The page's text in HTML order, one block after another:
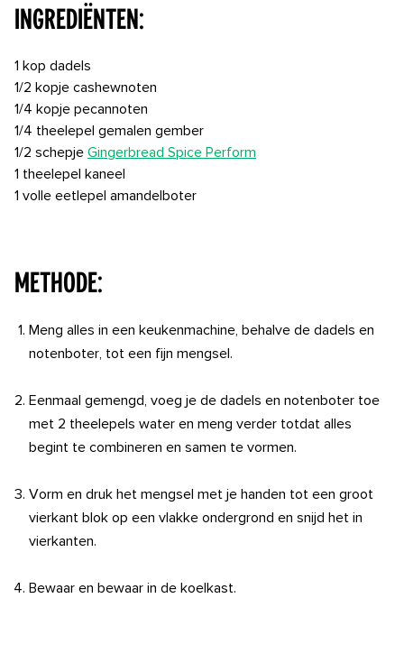
Ingrediënten:
1 kop dadels
1/2 kopje cashewnoten
1/4 kopje pecannoten
1/4 theelepel gemalen gember
1/2 schepje Gingerbread Spice Perform
1 theelepel kaneel
1 volle eetlepel amandelboter
Methode:
Meng alles in een keukenmachine, behalve de dadels en
notenboter, tot een fijn mengsel.
Eenmaal gemengd, voeg je de dadels en notenboter toe
met 2 theelepels water en meng verder totdat alles
begint te combineren en samen te vormen.
Vorm en druk het mengsel met je handen tot een groot
vierkant blok op een vlakke ondergrond en snijd het in
vierkanten.
Bewaar en bewaar in de koelkast.